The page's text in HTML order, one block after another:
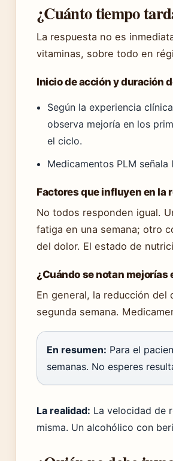
¿Cuánto tiempo
La respuesta no es
vitaminas, sobre todo en
Inicio de acción y duración
Según la experiencia
observa mejoría en los
el ciclo.
Medicamentos PLM
Factores que influyen en la
No todos responden igual.
fatiga en una semana; otro
del dolor. El estado de
¿Cuándo se notan mejorías
En general, la reducción
segunda semana.
En resumen: Para el
semanas. No esperes
La realidad: La velocidad de
misma. Un alcohólico con